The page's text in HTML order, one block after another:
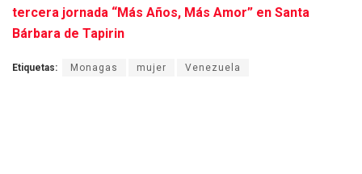
tercera jornada “Más Años, Más Amor” en Santa
Bárbara de Tapirin
Etiquetas: Monagas mujer Venezuela